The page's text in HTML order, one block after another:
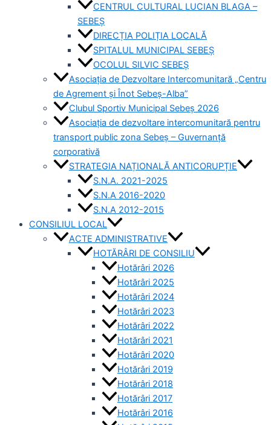
CENTRUL CULTURAL LUCIAN BLAGA –
SEBEȘ
DIRECȚIA POLIȚIA LOCALĂ
SPITALUL MUNICIPAL SEBEȘ
OCOLUL SILVIC SEBEȘ
Asociația de Dezvoltare Intercomunitară „Centru
de Agrement și Înot Sebeș-Alba”
Clubul Sportiv Municipal Sebeș 2026
Asociația de dezvoltare intercomunitară pentru
transport public zona Sebeș – Guvernanță
corporativă
STRATEGIA NAȚIONALĂ ANTICORUPȚIE
S.N.A. 2021-2025
S.N.A 2016-2020
S.N.A 2012-2015
CONSILIUL LOCAL
ACTE ADMINISTRATIVE
HOTĂRÂRI DE CONSILIU
Hotărâri 2026
Hotărâri 2025
Hotărâri 2024
Hotărâri 2023
Hotărâri 2022
Hotărâri 2021
Hotărâri 2020
Hotărâri 2019
Hotărâri 2018
Hotărâri 2017
Hotărâri 2016